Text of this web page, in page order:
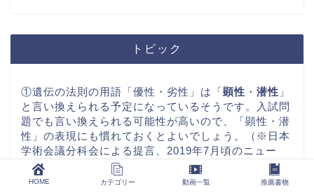
トピック
①遺伝の法則の用語「優性・劣性」は「顕性 ・ 潜性 」
と言い換えられる予定になっているそうです。入試問
題でも言い換えられる可能性が高いので、「顕性・潜
性」の表現にも慣れておくとよいでしょう。（※日本
学術会議分科会による提言、2019年7月頃のニュー
ス）
HOME カテゴリー 動画一覧 推薦書物